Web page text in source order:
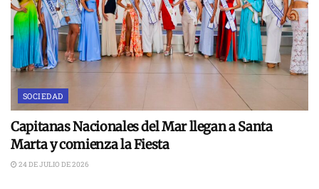
SOCIEDAD
Capitanas Nacionales del Mar llegan a Santa
Marta y comienza la Fiesta
24 DE JULIO DE 2026